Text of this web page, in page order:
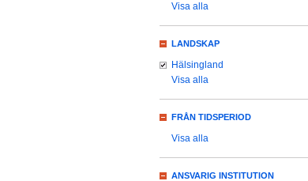
Visa alla
LANDSKAP
Hälsingland
Visa alla
FRÅN TIDSPERIOD
Visa alla
ANSVARIG INSTITUTION